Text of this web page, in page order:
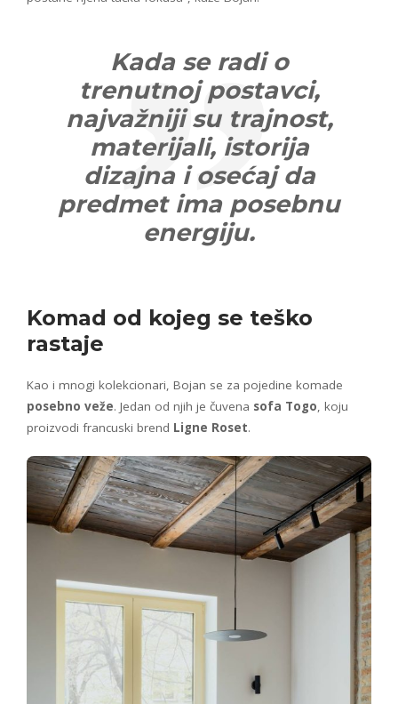
Kada se radi o
trenutnoj postavci,
najvažniji su trajnost,
materijali, istorija
dizajna i osećaj da
predmet ima posebnu
energiju.
Komad od kojeg se teško
rastaje
Kao i mnogi kolekcionari, Bojan se za pojedine komade
posebno veže. Jedan od njih je čuvena sofa Togo , koju
proizvodi francuski brend Ligne Roset.